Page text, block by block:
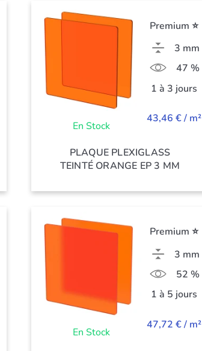
En Stock
Premium ⭐
3 mm
47 %
1 à 3 jours
43,46 € / m²
PLAQUE PLEXIGLASS
TEINTÉ ORANGE EP 3 MM
En Stock
Premium ⭐
3 mm
52 %
1 à 5 jours
47,72 € / m²